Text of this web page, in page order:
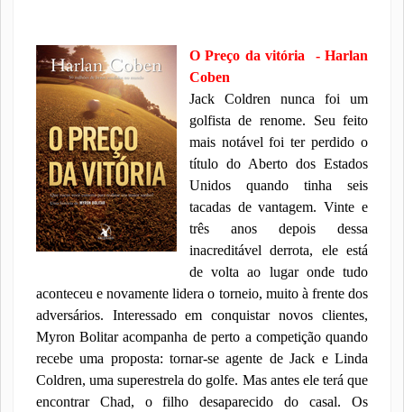
O Preço da vitória - Harlan
Coben
Jack Coldren nunca foi um
golfista de renome. Seu feito
mais notável foi ter perdido o
título do Aberto dos Estados
Unidos quando tinha seis
tacadas de vantagem. Vinte e
três anos depois dessa
inacreditável derrota, ele está
de volta ao lugar onde tudo
aconteceu e novamente lidera o torneio, muito à frente dos
adversários. Interessado em conquistar novos clientes,
Myron Bolitar acompanha de perto a competição quando
recebe uma proposta: tornar-se agente de Jack e Linda
Coldren, uma superestrela do golfe. Mas antes ele terá que
encontrar Chad, o filho desaparecido do casal. Os